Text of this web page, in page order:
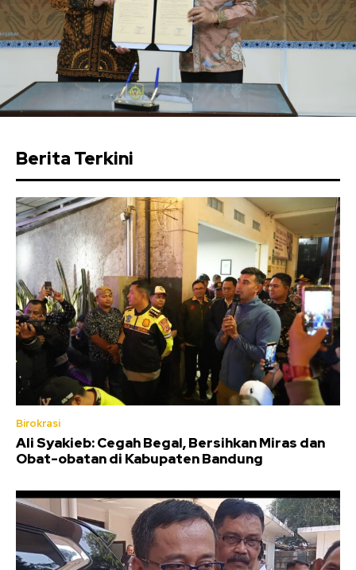
Berita Terkini
Birokrasi
Ali Syakieb: Cegah Begal, Bersihkan Miras dan
Obat-obatan di Kabupaten Bandung